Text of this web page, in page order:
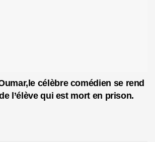
célèbre comédien se rend
l’élève qui est mort en prison.